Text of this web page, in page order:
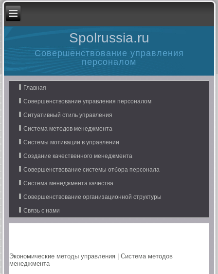
Spolrussia.ru
Совершенствование управления
персоналом
Главная
Совершенствование управления персоналом
Ситуативный стиль управления
Система методов менеджмента
Системы мотивации в управлении
Создание качественного менеджмента
Совершенствование системы отбора персонала
Система менеджмента качества
Совершенствование организационной структуры
Связь с нами
Экономические методы управления | Система методов
менеджмента